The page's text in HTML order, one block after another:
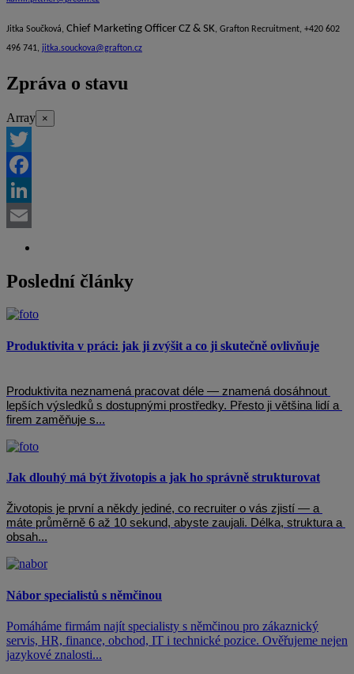
Jitka Součková, Chief Marketing Officer CZ & SK, Grafton Recruitment, +420 602
496 741, jitka.souckova@grafton.cz
Zpráva o stavu
Array ×
Twitter
Facebook
LinkedIn
Poslední články
Produktivita v práci: jak ji zvýšit a co ji skutečně ovlivňuje
Produktivita neznamená pracovat déle — znamená dosáhnout
lepších výsledků s dostupnými prostředky. Přesto ji většina lidí a
firem zaměňuje s...
Jak dlouhý má být životopis a jak ho správně strukturovat
Životopis je první a někdy jediné, co recruiter o vás zjistí — a
máte průměrně 6 až 10 sekund, abyste zaujali. Délka, struktura a
obsah...
Nábor specialistů s němčinou
Pomáháme firmám najít specialisty s němčinou pro zákaznický
servis, HR, finance, obchod, IT i technické pozice. Ověřujeme nejen
jazykové znalosti...